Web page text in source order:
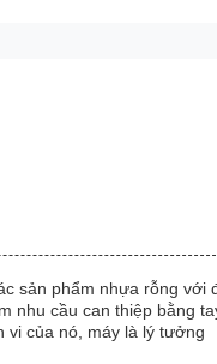
sản phẩm nhựa rỗng với
nhu cầu can thiệp bằng
vi của nó, máy là lý tưởng